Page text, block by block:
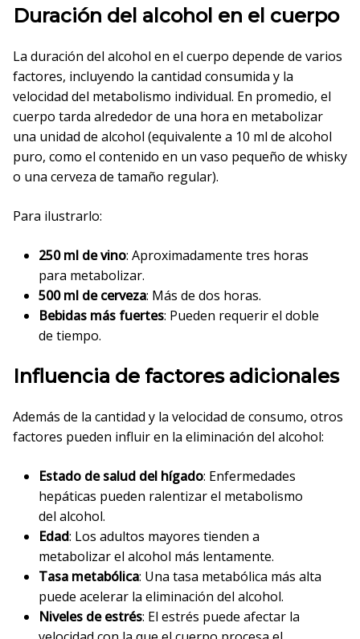
Duración del alcohol en el cuerpo
La duración del alcohol en el cuerpo depende de varios
factores, incluyendo la cantidad consumida y la
velocidad del metabolismo individual. En promedio, el
cuerpo tarda alrededor de una hora en metabolizar
una unidad de alcohol (equivalente a 10 ml de alcohol
puro, como el contenido en un vaso pequeño de whisky
o una cerveza de tamaño regular).
Para ilustrarlo:
250 ml de vino: Aproximadamente tres horas
para metabolizar.
500 ml de cerveza: Más de dos horas.
Bebidas más fuertes: Pueden requerir el doble
de tiempo.
Influencia de factores adicionales
Además de la cantidad y la velocidad de consumo, otros
factores pueden influir en la eliminación del alcohol:
Estado de salud del hígado: Enfermedades
hepáticas pueden ralentizar el metabolismo
del alcohol.
Edad: Los adultos mayores tienden a
metabolizar el alcohol más lentamente.
Tasa metabólica: Una tasa metabólica más alta
puede acelerar la eliminación del alcohol.
Niveles de estrés: El estrés puede afectar la